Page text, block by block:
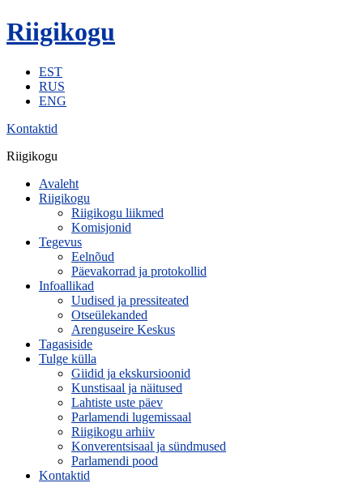
Riigikogu
EST
RUS
ENG
Kontaktid
Riigikogu
Avaleht
Riigikogu
Riigikogu liikmed
Komisjonid
Tegevus
Eelnõud
Päevakorrad ja protokollid
Infoallikad
Uudised ja pressiteated
Otseülekanded
Arenguseire Keskus
Tagasiside
Tulge külla
Giidid ja ekskursioonid
Kunstisaal ja näitused
Lahtiste uste päev
Parlamendi lugemissaal
Riigikogu arhiiv
Konverentsisaal ja sündmused
Parlamendi pood
Kontaktid